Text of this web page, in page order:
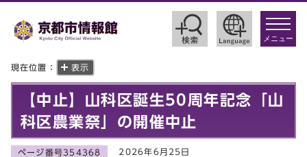
toggle
メニュー
現在位置： 表示
【中止】山科区誕生50周年記念「山
科区農業祭」の開催中止
ページ番号354368 2026年6月25日